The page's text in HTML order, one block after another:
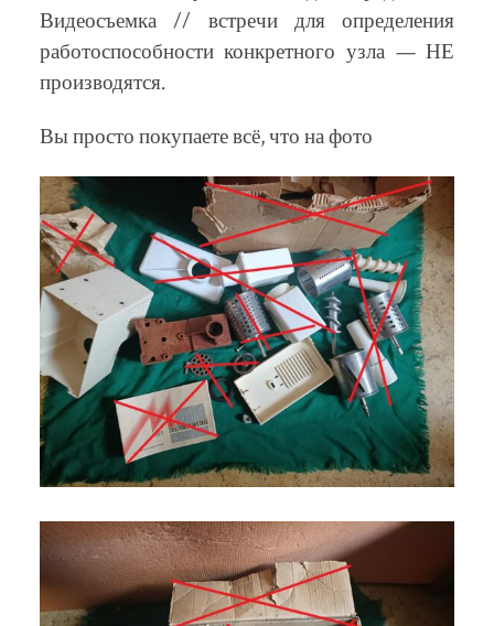
Видеосъемка // встречи для определения
работоспособности конкретного узла — НЕ
производятся.
Вы просто покупаете всё, что на фото